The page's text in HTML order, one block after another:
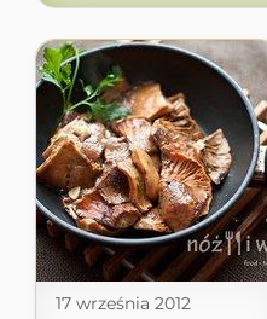
17 września 2012